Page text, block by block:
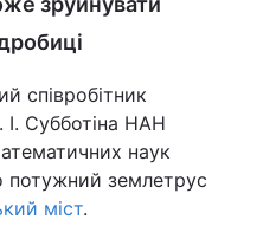
співробітник
І. Субботіна НАН
наук
землетрус
міст.